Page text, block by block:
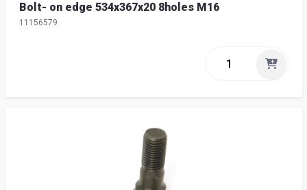
Bolt- on edge 534x367x20 8holes M16
11156579